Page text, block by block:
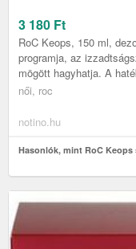
3 180 Ft
RoC Keops, 150 ml,
programja, az
mögött hagyhatja. A
női, roc
notino.hu
Hasonlók, mint RoC Keops